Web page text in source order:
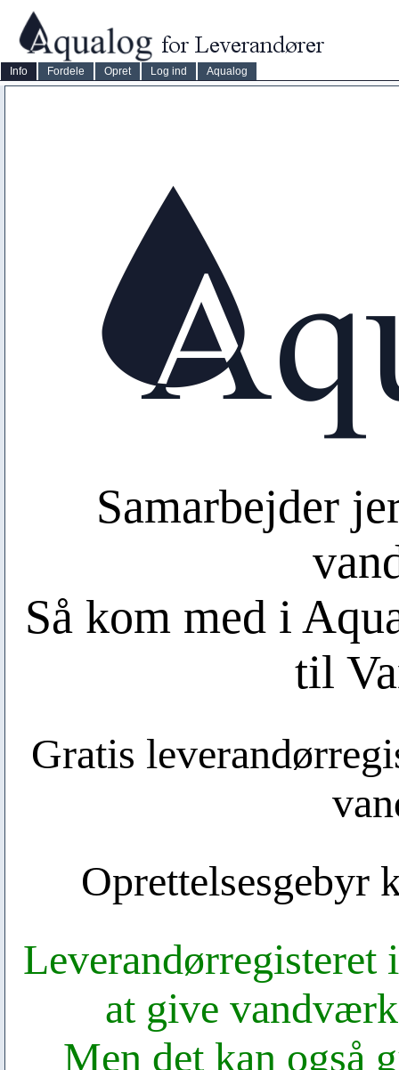
Info Fordele Opret Log ind Aqualog
Samarbejder
Så kom med i
til
Gratis
Oprettelsesgebyr
Leverandørregisteret
at give
Men det kan også